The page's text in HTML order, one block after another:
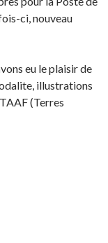
ci, nouveau
eu le plaisir de
illustrations
(Terres